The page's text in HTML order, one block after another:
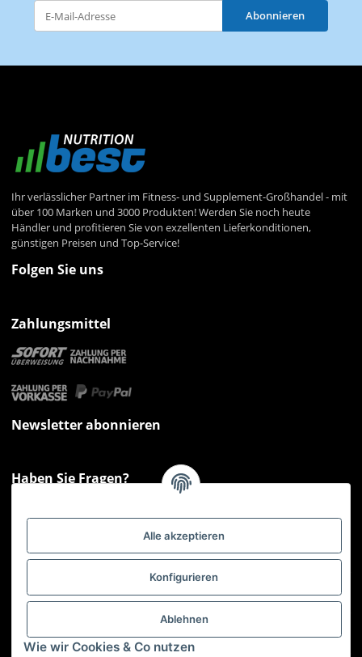
Alle akzeptieren
Konfigurieren
Ablehnen
Wie wir Cookies & Co nutzen
Abonnieren
Ihr verlässlicher Partner im Fitness- und Supplement-Großhandel - mit
über 100 Marken und 3000 Produkten! Werden Sie noch heute
Händler und profitieren Sie von exzellenten Lieferkonditionen,
günstigen Preisen und Top-Service!
Folgen Sie uns
Zahlungsmittel
Newsletter abonnieren
Haben Sie Fragen?
Montag - Freitag: 09:00 - 17:00 Uhr
Hotline 📞
Gesetzliche Informationen